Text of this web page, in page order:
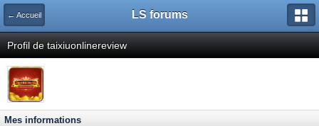
← Accueil LS forums
Profil de taixiuonlinereview
Mes informations